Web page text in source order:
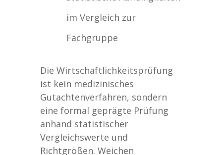
im Vergleich zur
Fachgruppe
Die Wirtschaftlichkeitsprüfung
ist kein medizinisches
Gutachtenverfahren, sondern
eine formal geprägte Prüfung
anhand statistischer
Vergleichswerte und
Richtgrößen. Weichen